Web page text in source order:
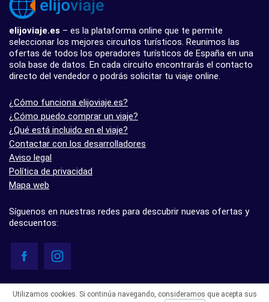
elijoviaje.es – es la plataforma online que te permite
seleccionar los mejores circuitos turísticos. Reunimos las
ofertas de todos los operadores turísticos de España en una
sola base de datos. En cada circuito encontrarás el contacto
directo del vendedor o podrás solicitar tu viaje online.
¿Cómo funciona elijoviaje.es?
¿Cómo puedo comprar un viaje?
¿Qué está incluido en el viaje?
Contactar con los desarrolladores
Aviso legal
Política de privacidad
Mapa web
Síguenos en nuestras redes para descubrir nuevas ofertas y
descuentos:
- 5.0 basado en 7 opiniones
Utilizamos cookies. Si continúa navegando, consideramos que acepta sus